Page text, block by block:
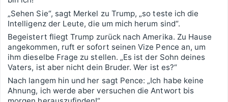
„Sehen Sie“, sagt Merkel zu Trump, „so teste ich die
Intelligenz der Leute, die um mich herum sind“.
Begeistert fliegt Trump zurück nach Amerika. Zu Hause
angekommen, ruft er sofort seinen Vize Pence an, um
ihm dieselbe Frage zu stellen. „Es ist der Sohn deines
Vaters, ist aber nicht dein Bruder. Wer ist es?“
Nach langem hin und her sagt Pence: „Ich habe keine
Ahnung, ich werde aber versuchen die Antwort bis